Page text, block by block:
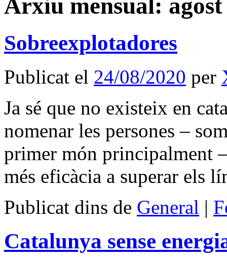
Arxiu mensual:
Sobreexplotadores
Publicat el 24/08/2020 per
Ja sé que no existeix en
nomenar les persones –
primer món principalment
més eficàcia a superar els
Publicat dins de General |
Catalunya sense